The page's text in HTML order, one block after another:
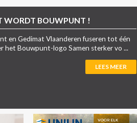
WORDT BOUWPUNT !
en Gedimat Vlaanderen fuseren tot één
het Bouwpunt-logo Samen sterker vo ...
LEES MEER